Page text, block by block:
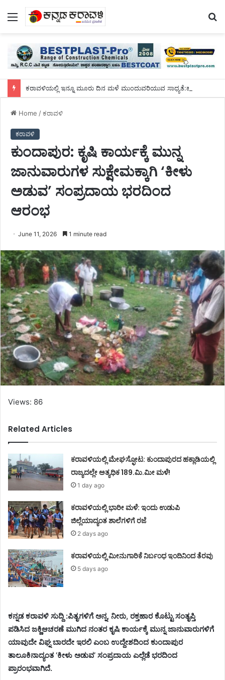
Menu
Home /ಕರಾವಳಿ
ಕರಾವಳಿ
ಕುಂದಾಪುರ: ಕೃಷಿ ಕಾರ್ಯಕ್ಕೆ ಮುನ್ನ
ಜಾನುವಾರುಗಳ ಸುಕ್ಷೇಮಕ್ಕಾಗಿ ‘ಕೀಳು
ಅಡುವ’ ಸಂಪ್ರದಾಯ ಭರದಿಂದ
ಆರಂಭ
June 11, 2026 1 minute read
Views: 86
Related Articles
ಕರಾವಳಿಯಲ್ಲಿ ಮೇಘಸ್ಫೋಟ: ಕುಂದಾಪುರದ ಹಕ್ಲಾಡಿಯಲ್ಲಿ
ರಾಜ್ಯದಲ್ಲೇ ಅತ್ಯಧಿಕ 189.ಮಿ.ಮೀ ಮಳೆ!
1 day ago
ಕರಾವಳಿಯಲ್ಲಿ ಭಾರೀ ಮಳೆ: ಇಂದು ಉಡುಪಿ
ಜಿಲ್ಲೆಯಾದ್ಯಂತ ಶಾಲೆಗಳಿಗೆ ರಜೆ
2 days ago
ಕರಾವಳಿಯಲ್ಲಿ ಮೀನುಗಾರಿಕೆ ನಿರ್ಬಂಧ ಇಂದಿನಿಂದ ತೆರವು
5 days ago
ಕನ್ನಡ ಕರಾವಳಿ ಸುದ್ದಿ :ಪಿತೃಗಳಿಗೆ ಅನ್ನ, ನೀರು, ರಕ್ತಹಾರ ಕೊಟ್ಟು ಸಂತೃಪ್ತಿ
ಪಡಿಸಿದ ಜಕ್ಣಿಆಚರಣೆ ಮುಗಿದ ನಂತರ ಕೃಷಿ ಕಾರ್ಯಕ್ಕೆ ಮುನ್ನ ಜಾನುವಾರುಗಳಿಗೆ
ಯಾವುದೇ ವಿಘ್ನ ಬಾರದೇ ಇರಲಿ ಎಂಬ ಉದ್ದೇಶದಿಂದ ಕುಂದಾಪುರ
ತಾಲೂಕಿನಾದ್ಯಂತ ‘ಕೀಳು ಅಡುವ’ ಸಂಪ್ರದಾಯ ಎಲ್ಲೆಡೆ ಭರದಿಂದ
ಪ್ರಾರಂಭವಾಗಿದೆ.